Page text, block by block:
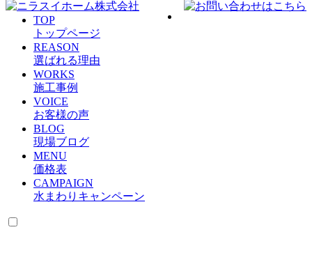
TOP
トップページ
REASON
選ばれる理由
WORKS
施工事例
VOICE
お客様の声
BLOG
現場ブログ
MENU
価格表
CAMPAIGN
水まわりキャンペーン